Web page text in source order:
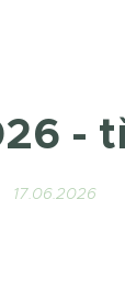
-
17.06.2026